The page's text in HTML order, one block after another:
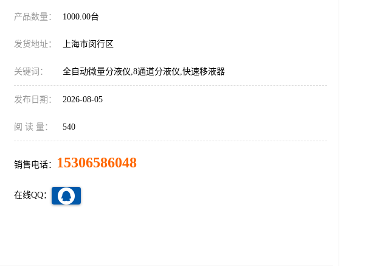
产品数量： 1000.00台
发货地址： 上海市闵行区
关键词： 全自动微量分液仪,8通道分液仪,快速移液器
发布日期： 2026-08-05
阅 读 量： 540
销售电话： 15306586048
在线QQ：